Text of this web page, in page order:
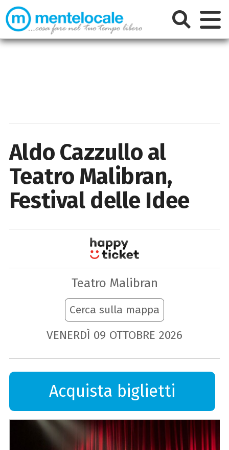
Aldo Cazzullo al
Teatro Malibran,
Festival delle Idee
Teatro Malibran
Cerca sulla mappa
VENERDÌ 09 OTTOBRE 2026
Acquista biglietti